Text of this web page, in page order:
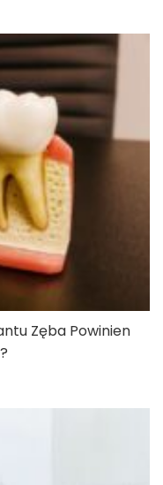
Zęba Powinien